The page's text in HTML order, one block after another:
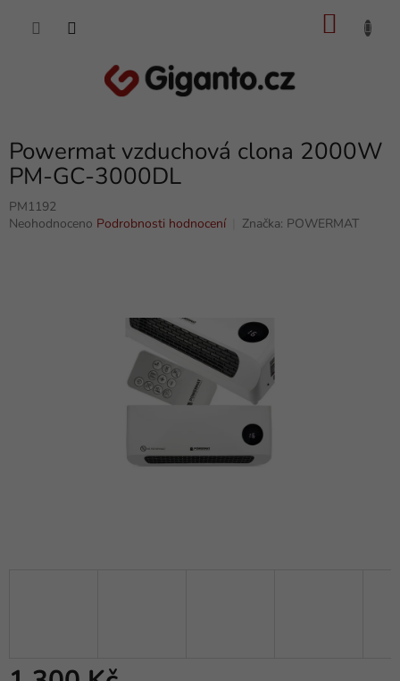
Powermat vzduchová clona 2000W
PM-GC-3000DL
PM1192
Průměrné
Neohodnoceno Podrobnosti hodnocení Značka: POWERMAT